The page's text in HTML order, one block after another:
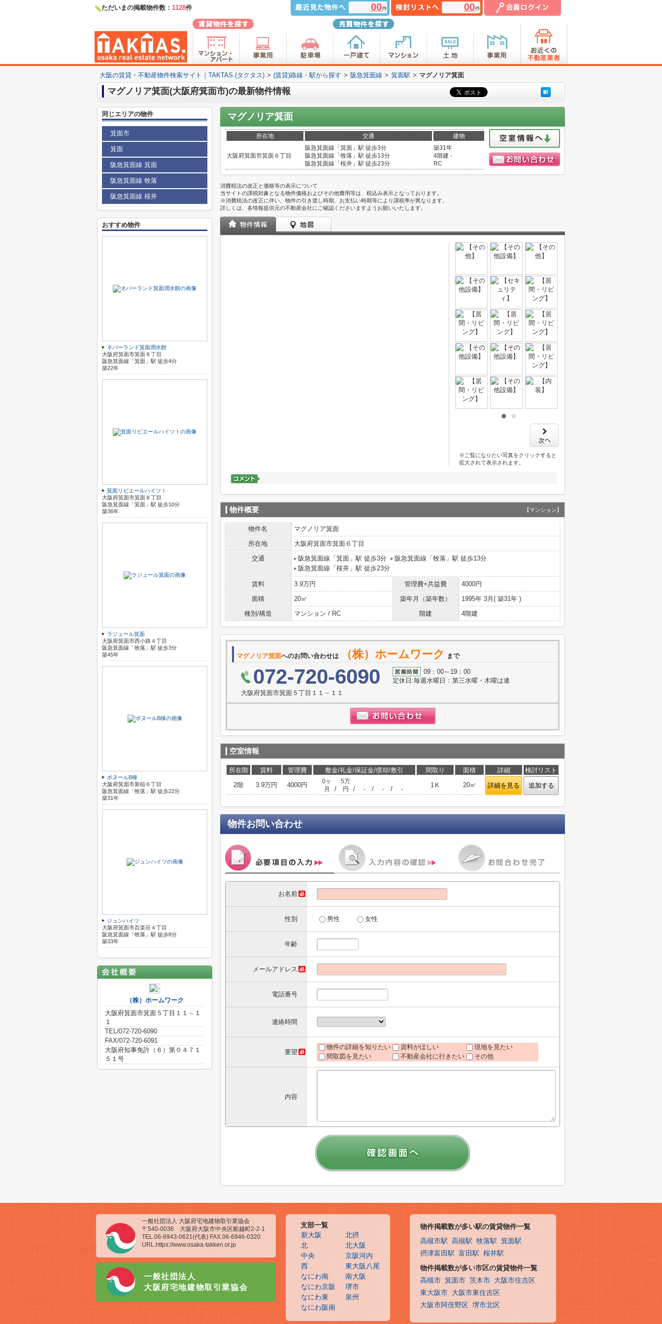
ただいまの掲載物件数： 1128件 00件 00件
大阪の賃貸・不動産物件検索サイト｜TAKTAS.(タクタス) > (賃貸)路線・駅から探す > 阪急箕面線 > 箕面駅 > マグノリア箕面
マグノリア箕面(大阪府箕面市)の最新物件情報
マグノリア箕面
所在地 交通 建物
大阪府箕面市箕面６丁目
阪急箕面線「箕面」駅 徒歩3分
阪急箕面線「牧落」駅 徒歩13分
阪急箕面線「桜井」駅 徒歩23分
築31年
4階建 -
RC
消費税法の改正と価格等の表示について
当サイトの課税対象となる物件価格およびその他費用等は、税込み表示となっております。
※消費税法の改正に伴い、物件の引き渡し時期、お支払い時期等により課税率が異なります。
詳しくは、各情報提供元の不動産会社にご確認くださいますようお願いいたします。
※ご覧になりたい写真をクリックすると
拡大されて表示されます。
物件概要 【マンション】
物件名
マグノリア箕面
所在地
大阪府箕面市箕面６丁目
交通
阪急箕面線「箕面」駅 徒歩3分
阪急箕面線「牧落」駅 徒歩13分
阪急箕面線「桜井」駅 徒歩23分
賃料 3.9万円 管理費+共益費
4000円
面積
20㎡ 築年月（築年数）
1995年 3月( 築31年 )
種別/構造
マンション / RC 階建 4階建
マグノリア箕面へのお問い合わせは （株）ホームワーク まで
072-720-6090
09：00～19：00
定休日:毎週水曜日：第三水曜・木曜は連
大阪府箕面市箕面５丁目１１－１１
空室情報
所在階 賃料 管理費 敷金/礼金/保証金/償却/敷引 間取り 面積 詳細
検討リスト
2階
3.9万円 4000円
0ヶ
月
/
5万
円
/ - / - / -
1Ｋ 20㎡ 詳細を見る 追加する
物件お問い合わせ
お名前
性別 男性 女性
年齢
メールアドレス
電話番号
連絡時間
要望
物件の詳細を知りたい 資料がほしい
現地を見たい
間取図を見たい
不動産会社に行きたい その他
内容
同じエリアの物件
箕面市
箕面
阪急箕面線 箕面
阪急箕面線 牧落
阪急箕面線 桜井
おすすめ物件
ネバーランド箕面潤水館
大阪府箕面市箕面８丁目
阪急箕面線「箕面」駅 徒歩4分
築22年
箕面リビエールハイツⅠ
大阪府箕面市箕面８丁目
阪急箕面線「箕面」駅 徒歩10分
築36年
ラジュール箕面
大阪府箕面市西小路４丁目
阪急箕面線「牧落」駅 徒歩3分
築45年
ボヌールB棟
大阪府箕面市新稲６丁目
阪急箕面線「牧落」駅 徒歩22分
築31年
ジュンハイツ
大阪府箕面市百楽荘４丁目
阪急箕面線「牧落」駅 徒歩8分
築33年
（株）ホームワーク
大阪府箕面市箕面５丁目１１－１
１
TEL/072-720-6090
FAX/072-720-6091
大阪府知事免許（６）第０４７１
５１号
一般社団法人 大阪府宅地建物取引業協会
〒540-0036 大阪府大阪市中央区船越町2-2-1
TEL.06-6943-0621(代表) FAX.06-6946-0320
URL.https://www.osaka-takken.or.jp
一般社団法人
大阪府宅地建物取引業協会
支部一覧
新大阪
北
中央
西
なにわ南
なにわ京阪
なにわ東
なにわ阪南
北摂
北大阪
京阪河内
東大阪八尾
南大阪
堺市
泉州
物件掲載数が多い駅の賃貸物件一覧
高槻市駅 高槻駅 牧落駅 箕面駅
摂津富田駅 富田駅 桜井駅
物件掲載数が多い市区の賃貸物件一覧
高槻市 箕面市 茨木市 大阪市住吉区
東大阪市 大阪市東住吉区
大阪市阿倍野区
堺市北区